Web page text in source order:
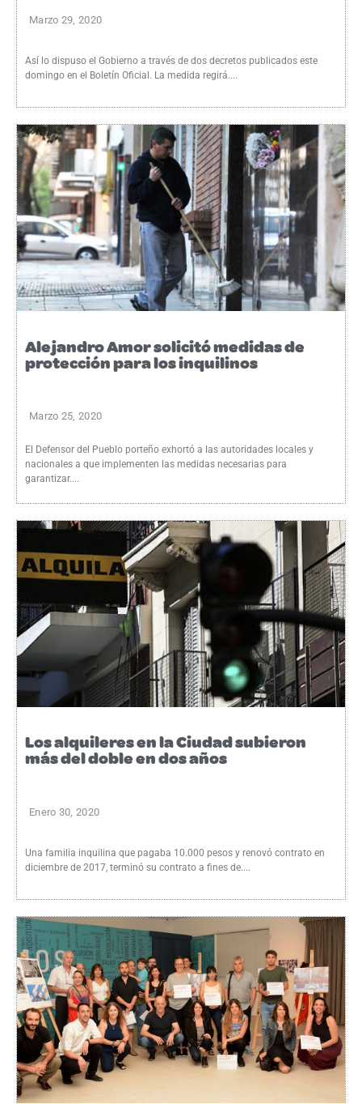
Marzo 29, 2020
Así lo dispuso el Gobierno a través de dos decretos publicados este
domingo en el Boletín Oficial. La medida regirá....
Alejandro Amor solicitó medidas de
protección para los inquilinos
Marzo 25, 2020
El Defensor del Pueblo porteño exhortó a las autoridades locales y
nacionales a que implementen las medidas necesarias para
garantizar....
Los alquileres en la Ciudad subieron
más del doble en dos años
Enero 30, 2020
Una familia inquilina que pagaba 10.000 pesos y renovó contrato en
diciembre de 2017, terminó su contrato a fines de....